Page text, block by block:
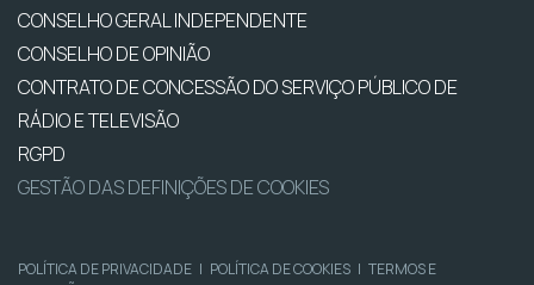
CONSELHO GERAL INDEPENDENTE
CONSELHO DE OPINIÃO
CONTRATO DE CONCESSÃO DO SERVIÇO PÚBLICO DE
RÁDIO E TELEVISÃO
RGPD
GESTÃO DAS DEFINIÇÕES DE COOKIES
POLÍTICA DE PRIVACIDADE | POLÍTICA DE COOKIES | TERMOS E